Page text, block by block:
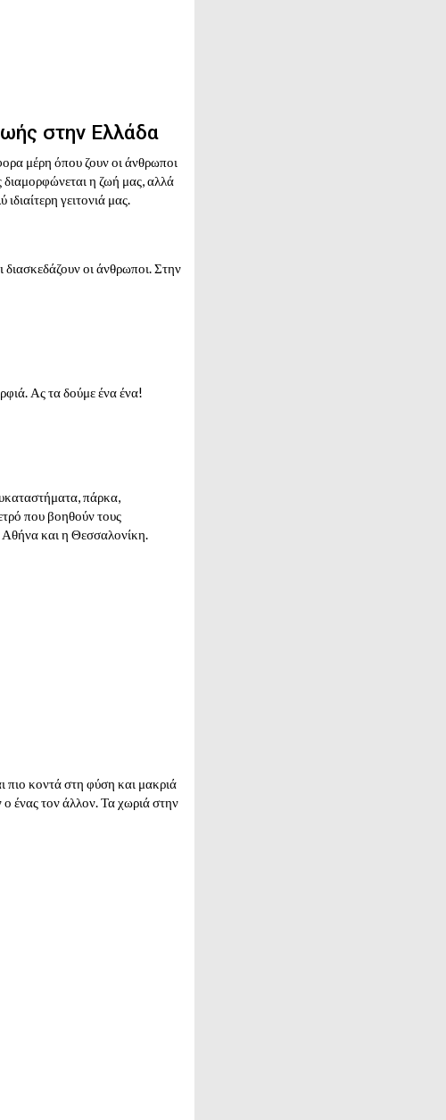
στην Ελλάδα
μέρη όπου ζουν οι άνθρωποι
η ζωή μας, αλλά
γειτονιά μας.
διασκεδάζουν οι άνθρωποι. Στην
Ας τα δούμε ένα ένα!
πάρκα,
που βοηθούν τους
Αθήνα και η Θεσσαλονίκη.
πιο κοντά στη φύση και μακριά
ένας τον άλλον. Τα χωριά στην